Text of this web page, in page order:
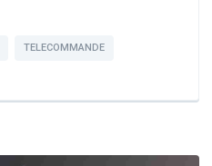
TELECOMMANDE